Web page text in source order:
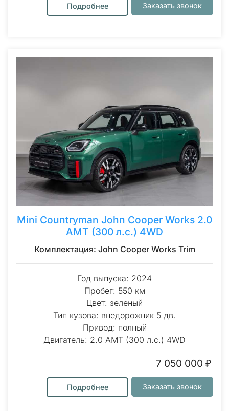
Подробнее Заказать звонок
Mini Countryman John Cooper Works 2.0
AMT (300 л.с.) 4WD
Комплектация: John Cooper Works Trim
Год выпуска: 2024
Пробег: 550 км
Цвет: зеленый
Тип кузова: внедорожник 5 дв.
Привод: полный
Двигатель: 2.0 AMT (300 л.с.) 4WD
7 050 000 ₽
Подробнее Заказать звонок